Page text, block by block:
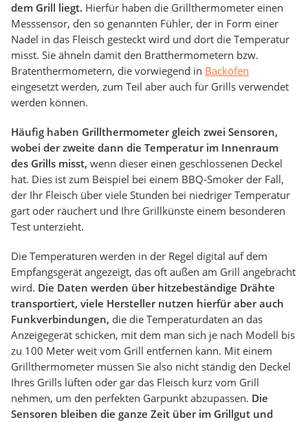
dem Grill liegt. Hierfür haben die Grillthermometer einen
Messsensor, den so genannten Fühler, der in Form einer
Nadel in das Fleisch gesteckt wird und dort die Temperatur
misst. Sie ähneln damit den Bratthermometern bzw.
Bratenthermometern, die vorwiegend in Backöfen
eingesetzt werden, zum Teil aber auch für Grills verwendet
werden können.
Häufig haben Grillthermometer gleich zwei Sensoren,
wobei der zweite dann die Temperatur im Innenraum
des Grills misst, wenn dieser einen geschlossenen Deckel
hat. Dies ist zum Beispiel bei einem BBQ-Smoker der Fall,
der Ihr Fleisch über viele Stunden bei niedriger Temperatur
gart oder räuchert und Ihre Grillkünste einem besonderen
Test unterzieht.
Die Temperaturen werden in der Regel digital auf dem
Empfangsgerät angezeigt, das oft außen am Grill angebracht
wird. Die Daten werden über hitzebeständige Drähte
transportiert, viele Hersteller nutzen hierfür aber auch
Funkverbindungen, die die Temperaturdaten an das
Anzeigegerät schicken, mit dem man sich je nach Modell bis
zu 100 Meter weit vom Grill entfernen kann. Mit einem
Grillthermometer müssen Sie also nicht ständig den Deckel
Ihres Grills lüften oder gar das Fleisch kurz vom Grill
nehmen, um den perfekten Garpunkt abzupassen. Die
Sensoren bleiben die ganze Zeit über im Grillgut und